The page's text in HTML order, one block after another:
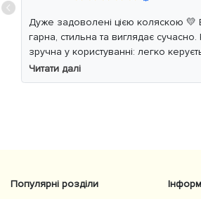
Дуже задоволені цією коляскою 💛
гарна, стильна та виглядає
зручна у користуванні: легко
м’який хід навіть по нерівній дорозі.
комфортно, просторе сидіння та
Читати далі
Популярні розділи